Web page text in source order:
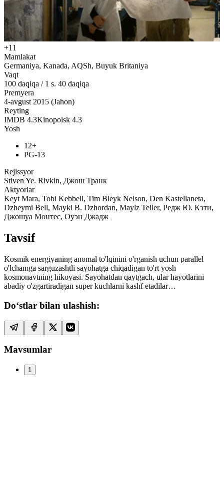
+11
Mamlakat
Germaniya, Kanada, AQSh, Buyuk Britaniya
Vaqt
100 daqiqa / 1 s. 40 daqiqa
Premyera
4-avgust 2015 (Jahon)
Reyting
IMDB 4.3Kinopoisk 4.3
Yosh
12+
PG-13
Rejissyor
Stiven Ye. Rivkin, Джош Транк
Aktyorlar
Keyt Mara, Tobi Kebbell, Tim Bleyk Nelson, Den Kastellaneta,
Dzheymi Bell, Maykl B. Dzhordan, Maylz Teller, Редж Ю. Кэти,
Джошуа Монтес, Оуэн Джадж
Tavsif
Kosmik energiyaning anomal to'lqinini o'rganish uchun parallel
o'lchamga sarguzashtli sayohatga chiqadigan to'rt yosh
kosmonavtning hikoyasi. Sayohatdan qaytgach, ular hayotlarini
abadiy o'zgartiradigan super kuchlarni kashf etadilar…
Do‘stlar bilan ulashish:
Mavsumlar
1